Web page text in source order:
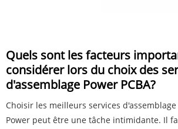
Quels sont les facteurs
considérer lors du choix des
d'assemblage Power PCBA?
Choisir les meilleurs services d'assemblage
Power peut être une tâche intimidante. Il